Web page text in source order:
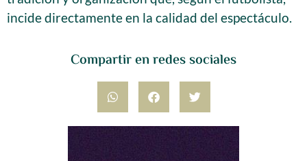
Compartir en redes sociales
incide directamente en la calidad del espectáculo.